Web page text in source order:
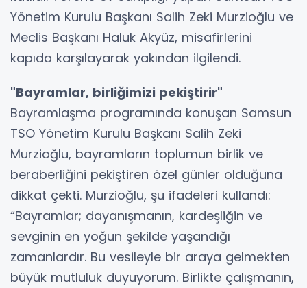
Yönetim Kurulu Başkanı Salih Zeki Murzioğlu ve
Meclis Başkanı Haluk Akyüz, misafirlerini
kapıda karşılayarak yakından ilgilendi.
"Bayramlar, birliğimizi pekiştirir"
Bayramlaşma programında konuşan Samsun
TSO Yönetim Kurulu Başkanı Salih Zeki
Murzioğlu, bayramların toplumun birlik ve
beraberliğini pekiştiren özel günler olduğuna
dikkat çekti. Murzioğlu, şu ifadeleri kullandı:
“Bayramlar; dayanışmanın, kardeşliğin ve
sevginin en yoğun şekilde yaşandığı
zamanlardır. Bu vesileyle bir araya gelmekten
büyük mutluluk duyuyorum. Birlikte çalışmanın,